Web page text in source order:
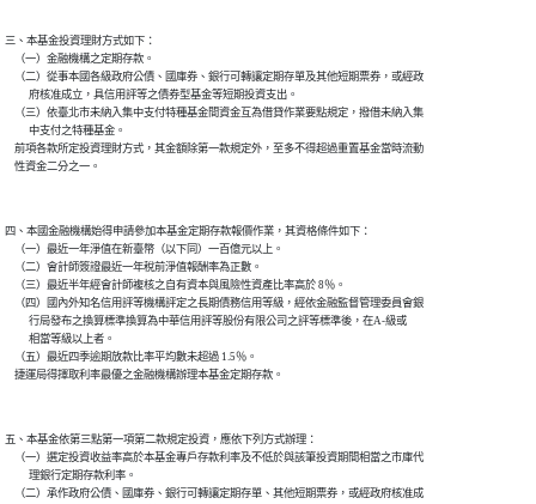
三、本基金投資理財方式如下：
    （一）金融機構之定期存款。
    （二）從事本國各級政府公債、國庫券、銀行可轉讓定期存單及其他短期票券，或經政
          府核准成立，具信用評等之債券型基金等短期投資支出。
    （三）依臺北市未納入集中支付特種基金間資金互為借貸作業要點規定，撥借未納入集
          中支付之特種基金。
    前項各款所定投資理財方式，其金額除第一款規定外，至多不得超過重置基金當時流動
四、本國金融機構始得申請參加本基金定期存款報價作業，其資格條件如下：
    （一）最近一年淨值在新臺幣（以下同）一百億元以上。
    （二）會計師簽證最近一年稅前淨值報酬率為正數。
    （三）最近半年經會計師複核之自有資本與風險性資產比率高於 8％。
    （四）國內外知名信用評等機構評定之長期債務信用等級，經依金融監督管理委員會銀
          行局發布之換算標準換算為中華信用評等股份有限公司之評等標準後，在A-級或
          相當等級以上者。
    （五）最近四季逾期放款比率平均數未超過 1.5％。
五、本基金依第三點第一項第二款規定投資，應依下列方式辦理：
    （一）選定投資收益率高於本基金專戶存款利率及不低於與該筆投資期間相當之市庫代
          理銀行定期存款利率。
    （二）承作政府公債、國庫券、銀行可轉讓定期存單、其他短期票券，或經政府核准成